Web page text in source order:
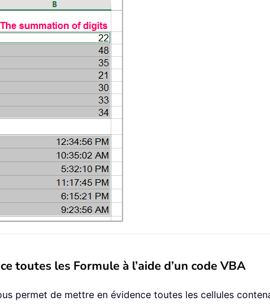
toutes les Formule à l’aide d’un code VBA
permet de mettre en évidence toutes les cellules